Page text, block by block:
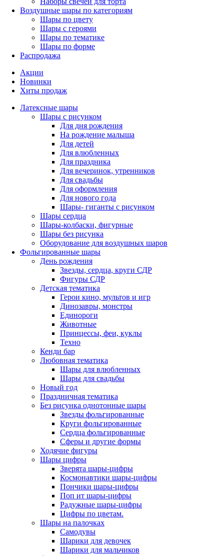
Воздушные шары по категориям
Шары по цвету
Шары с героями
Шары по тематике
Шары по форме
Распродажа
Акции
Новинки
Хиты продаж
Латексные шары
Шары с рисунком
Для дня рождения
На рождение малыша
Для детей
Для влюбленных
Для праздника
Для вечеринок, утренников
Для свадьбы
Для оформления
Для нового года
Шары- гиганты с рисунком
Шары сердца
Шары-колбаски, фигурные
Шары без рисунка
Оборудование для воздушных шаров
Фольгированные шары
День рождения
Звезды, сердца, круги СДР
Фигуры СДР
Детская тематика
Герои кино, мультов и игр
Динозавры, монстры
Единороги
Животные
Принцессы, феи, куклы
Техно
Кенди бар
Любовная тематика
Шары для влюбленных
Шары для свадьбы
Новый год
Праздничная тематика
Без рисунка однотонные шары
Звезды фольгированные
Круги фольгированные
Сердца фольгированные
Сферы и другие формы
Ходячие фигуры
Шары цифры
Зверята шары-цифры
Космонавтики шары-цифры
Пончики шары-цифры
Поп ит шары-цифры
Радужные шары-цифры
Цифры по цветам.
Шары на палочках
Самодувы
Шарики для девочек
Шарики для мальчиков